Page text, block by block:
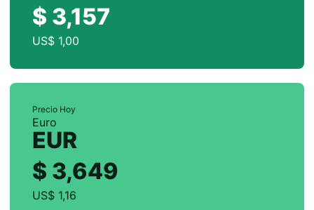
$ 3,157
US$ 1,00
Precio Hoy
Euro
EUR
$ 3,649
US$ 1,16